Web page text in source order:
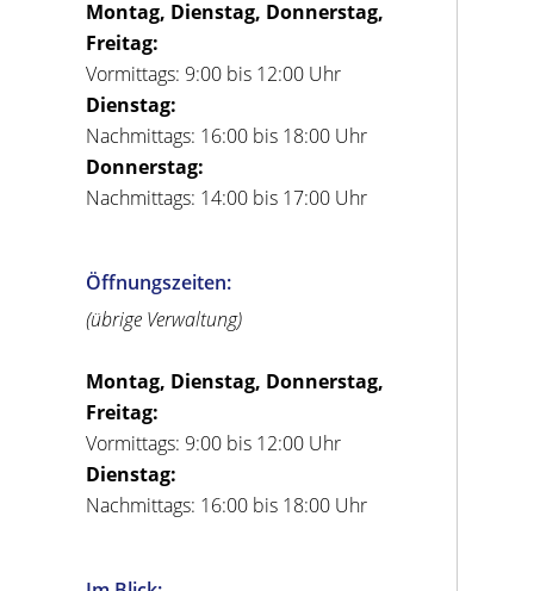
Montag, Dienstag, Donnerstag,
Freitag:
Vormittags: 9:00 bis 12:00 Uhr
Dienstag:
Nachmittags: 16:00 bis 18:00 Uhr
Donnerstag:
Nachmittags: 14:00 bis 17:00 Uhr
Öffnungszeiten:
(übrige Verwaltung)
Montag, Dienstag, Donnerstag,
Freitag:
Vormittags: 9:00 bis 12:00 Uhr
Dienstag:
Nachmittags: 16:00 bis 18:00 Uhr